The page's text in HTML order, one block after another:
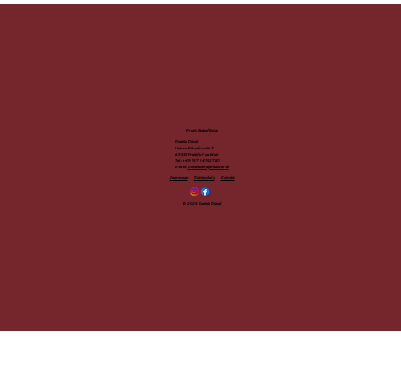
Praxis Erdgeflüster
Daniela Düwel
Untere Rützelstraße 7
65933 Frankfurt am Main
Tel.: +49 157 54152780
E-Mail:Daniela@erdgefluester.de
Impressum
Datenschutz Kontakt
© 2025 Daniela Düwel.